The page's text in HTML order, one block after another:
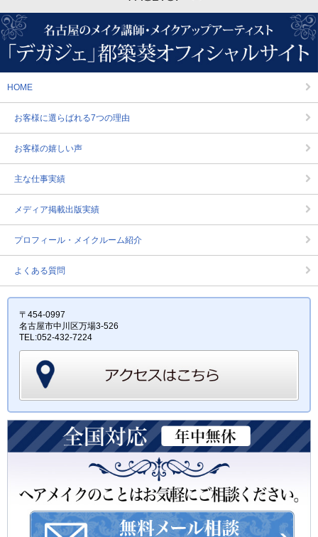
HOME
お客様に選らばれる7つの理由
お客様の嬉しい声
主な仕事実績
メディア掲載出版実績
プロフィール・メイクルーム紹介
よくある質問
〒454-0997
名古屋市中川区万場3-526
TEL:052-432-7224